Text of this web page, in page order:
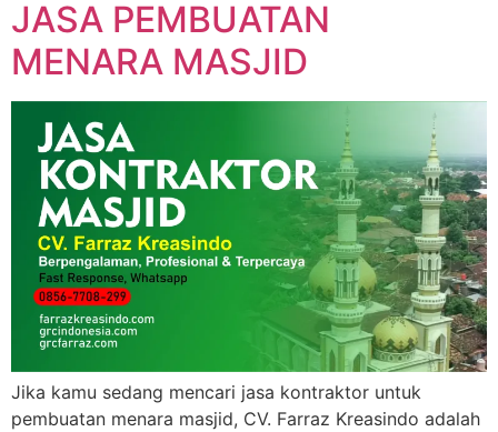
JASA PEMBUATAN
MENARA MASJID
Jika kamu sedang mencari jasa kontraktor untuk
pembuatan menara masjid, CV. Farraz Kreasindo adalah